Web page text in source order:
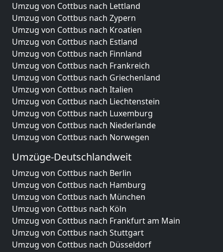
Umzug von Cottbus nach Lettland
Umzug von Cottbus nach Zypern
Umzug von Cottbus nach Kroatien
Umzug von Cottbus nach Estland
Umzug von Cottbus nach Finnland
Umzug von Cottbus nach Frankreich
Umzug von Cottbus nach Griechenland
Umzug von Cottbus nach Italien
Umzug von Cottbus nach Liechtenstein
Umzug von Cottbus nach Luxemburg
Umzug von Cottbus nach Niederlande
Umzug von Cottbus nach Norwegen
Umzüge-Deutschlandweit
Umzug von Cottbus nach Berlin
Umzug von Cottbus nach Hamburg
Umzug von Cottbus nach München
Umzug von Cottbus nach Köln
Umzug von Cottbus nach Frankfurt am Main
Umzug von Cottbus nach Stuttgart
Umzug von Cottbus nach Düsseldorf